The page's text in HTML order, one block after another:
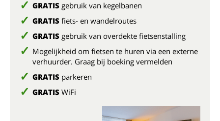
GRATIS gebruik van kegelbanen
GRATIS fiets- en wandelroutes
GRATIS gebruik van overdekte fietsenstalling
Mogelijkheid om fietsen te huren via een externe
verhuurder. Graag bij boeking vermelden
GRATIS parkeren
GRATIS WiFi